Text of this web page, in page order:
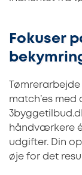
Fokuser
match’es
håndværkere
udgifter. Din
øje for det